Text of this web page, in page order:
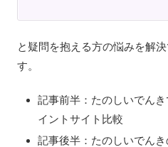
と疑問を抱える方の悩みを解
す。
記事前半：たのしいでん
イントサイト比較
記事後半：たのしいでん